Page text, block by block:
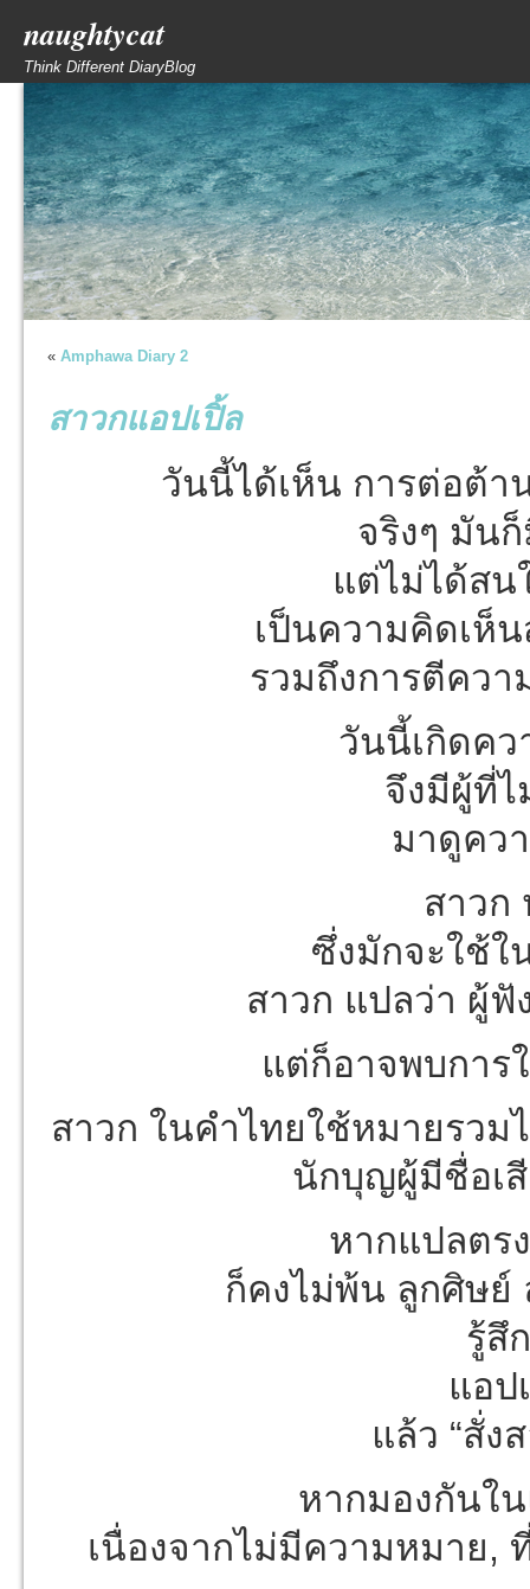
naughtycat
Think Different DiaryBlog
« Amphawa Diary 2
สาวกแอปเปิ้ล
วันนี้ได้เห็น การต่อต้า
จริงๆ มัน
แต่ไม่ได้สน
เป็นความคิดเห็
รวมถึงการตีคว
วันนี้เกิดคว
จึงมีผู้ที่
มาดูคว
สาวก
ซึ่งมักจะใช้ใ
สาวก แปลว่า ผู้ฟั
แต่ก็อาจพบการ
สาวก ในคำไทยใช้หมายรว
นักบุญผู้มีชื่อเ
หากแปลตร
ก็คงไม่พ้น ลูกศิษย์
รู้สึ
แอป
แล้ว “สั่ง
หากมองกันใ
เนื่องจากไม่มีความหมาย,